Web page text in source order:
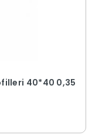
40*40 0,35